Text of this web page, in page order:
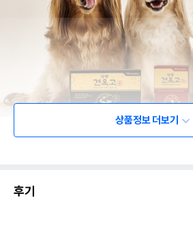
상품정보 더보기
후기